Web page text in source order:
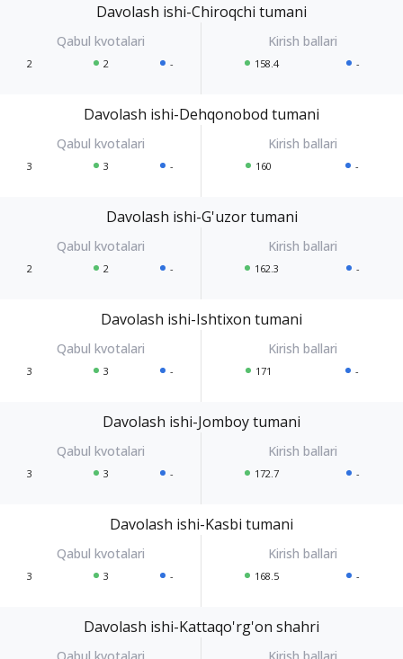
Davolash ishi-Chiroqchi tumani
2 2 - 158.4 -
Davolash ishi-Dehqonobod tumani
3 3 - 160 -
Davolash ishi-G'uzor tumani
2 2 - 162.3 -
Davolash ishi-Ishtixon tumani
3 3 - 171 -
Davolash ishi-Jomboy tumani
3 3 - 172.7 -
Davolash ishi-Kasbi tumani
3 3 - 168.5 -
Davolash ishi-Kattaqo'rg'on shahri